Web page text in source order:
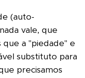
(auto-
vale, que
a "piedade" e
substituto para
precisamos